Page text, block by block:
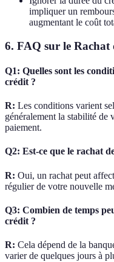
impliquer un
augmentant le coût
6. FAQ sur le Rachat
Q1: Quelles sont les
crédit ?
R: Les conditions varient
généralement la stabilité de
paiement.
Q2: Est-ce que le rachat
R: Oui, un rachat peut
régulier de votre nouvelle
Q3: Combien de temps
crédit ?
R: Cela dépend de la
varier de quelques jours à